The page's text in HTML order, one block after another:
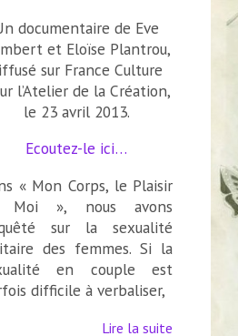
documentaire de Eve
et Eloïse Plantrou,
sur France Culture
l’Atelier de la Création,
le 23 avril 2013.
Ecoutez-le ici…
« Mon Corps, le Plaisir
», nous avons
sur la sexualité
des femmes. Si la
en couple est
difficile à verbaliser,
Lire la suite